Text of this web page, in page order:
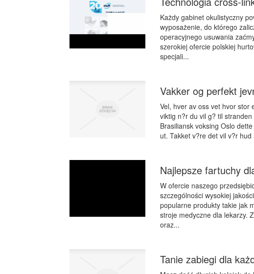
Każdy gabinet okulistyczny
wyposażenie, do którego
operacyjnego usuwania
szerokiej ofercie polskiej
specjali...
Vakker og perfekt
Vel, hver av oss vet hvor stor
viktig n?r du vil g? til
Brasiliansk voksing Oslo
ut. Takket v?re det vil v?r
Najlepsze fartuchy
W ofercie naszego
szczególności wysokiej
popularne produkty takie jak
stroje medyczne dla lekarzy.
oraz...
Tanie zabiegi dla